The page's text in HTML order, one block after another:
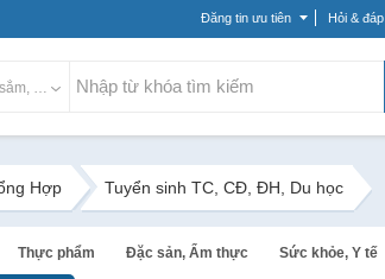
Đăng tin ưu tiên Hỏi & đáp
Mua sắm, Tổng Hợp
Hợp Tuyển sinh TC, CĐ, ĐH, Du học
Thực phẩm Đặc sản, Ẩm thực Sức khỏe, Y tế